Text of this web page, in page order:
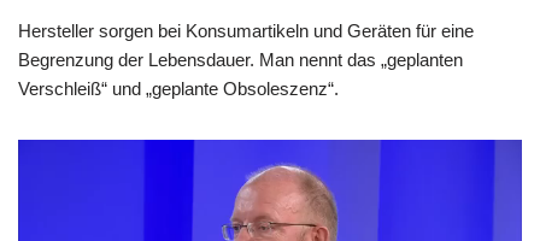
Hersteller sorgen bei Konsumartikeln und Geräten für eine
Begrenzung der Lebensdauer. Man nennt das „geplanten
Verschleiß“ und „geplante Obsoleszenz“.